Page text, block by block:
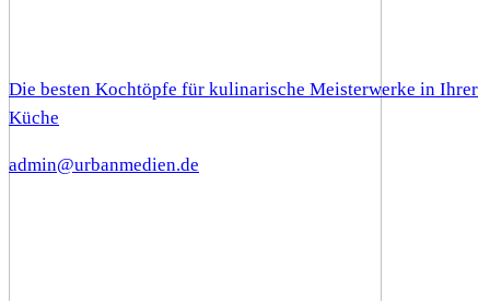
Die besten Kochtöpfe für kulinarische Meisterwerke in Ihrer
Küche
admin@urbanmedien.de